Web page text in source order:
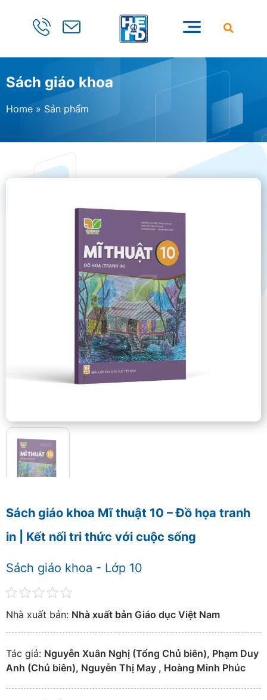
Sách giáo khoa
Home » Sản phẩm
Sách giáo khoa Mĩ thuật 10 – Đồ họa tranh
in | Kết nối tri thức với cuộc sống
Sách giáo khoa - Lớp 10
Nhà xuất bản: Nhà xuất bản Giáo dục Việt Nam
Tác giả: Nguyễn Xuân Nghị (Tổng Chủ biên), Phạm Duy
Anh (Chủ biên), Nguyễn Thị May , Hoàng Minh Phúc